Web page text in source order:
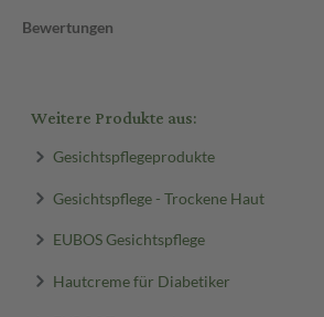
Bewertungen
Weitere Produkte aus:
Gesichtspflegeprodukte
Gesichtspflege - Trockene Haut
EUBOS Gesichtspflege
Hautcreme für Diabetiker